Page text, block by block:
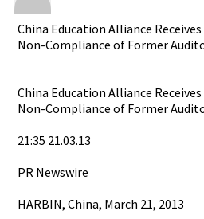
China Education Alliance
Non-Compli­ance of Former
China Education Alliance
Non-Compli­ance of Former
21:35 21.03.13
PR Newswire
HARBIN, China, March 21, 2013